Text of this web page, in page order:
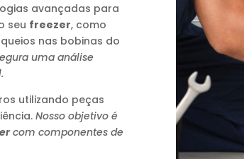
avançadas para
seu freezer, como
nas bobinas do
uma análise
utilizando peças
Nosso objetivo é
com componentes de